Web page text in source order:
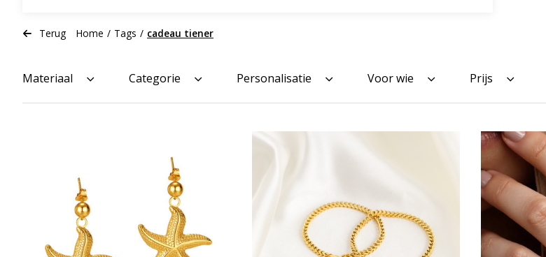
Terug Home / Tags / cadeau tiener
Materiaal Categorie Personalisatie Voor wie Prijs